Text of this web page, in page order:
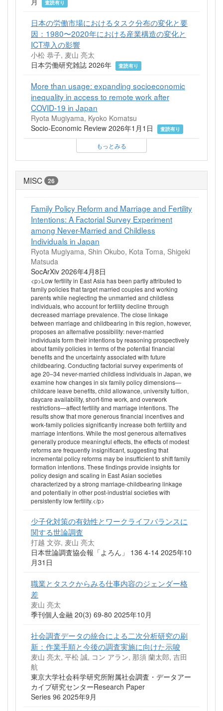
査読有り
日本の労働市場におけるタスク分布の変化と要
因：1980〜2020年における産業構造の変化と
ICT導入の影響
小松 恭子, 麦山 亮太
日本労働研究雑誌 2026年
査読有り
More than usage: expanding socioeconomic
inequality in access to remote work after
COVID-19 in Japan
Ryota Mugiyama, Kyoko Komatsu
Socio-Economic Review 2026年1月1日
査読有り
もっとみる
MISC 26
Family Policy Reform and Marriage and Fertility
Intentions: A Factorial Survey Experiment
among Never-Married and Childless
Individuals in Japan
Ryota Mugiyama, Shin Okubo, Kota Toma, Shigeki
Matsuda
SocArXiv 2026年4月8日
<p>Low fertility in East Asia has been partly attributed to
family policies that target married couples and working
parents while neglecting the unmarried and childless
individuals, who account for fertility decline through
decreased marriage prevalence. The close linkage
between marriage and childbearing in this region, however,
proposes an alternative possibility: never-married
individuals form their intentions by reasoning prospectively
about family policies in terms of the potential financial
benefits and the uncertainty associated with future
childbearing. Conducting factorial survey experiments of
age 20–34 never-married childless individuals in Japan, we
examine how changes in six family policy dimensions—
childcare leave benefits, child allowance, university tuition,
daycare availability, short-time work, and overwork
restrictions—affect fertility and marriage intentions. The
results show that more generous financial incentives and
work-family policies significantly increase both fertility and
marriage intentions. While the most generous alternatives
generally produce meaningful effects, the effects of modest
reforms are frequently insignificant, suggesting that
incremental policy reforms may be insufficient to shift family
formation intentions. These findings provide insights for
policy design and scaling in East Asian societies
characterized by a strong marriage-childbearing linkage
and potentially in other post-industrial societies with
persistently low fertility.</p>
少子化対策の有効性とワークライフバランスに
関する世論調査
打越 文弥, 麦山 亮太
日本世論調査協会報「よろん」 136 4-14 2025年10
月31日
職業とタスクからみる仕事内容のジェンダー格
差
麦山 亮太
季刊個人金融 20(3) 69-80 2025年10月
社会調査データの統合による⼆次分析研究の刷
新：作業⼿順と今後の調査実施に向けた⽰唆
麦山 亮太, 平松 誠, コン アラン, 那須 蘭太郎, 吉田
航
東京大学社会科学研究所附属社会調査・データアー
カイブ研究センターResearch Paper
Series 96 2025年9月